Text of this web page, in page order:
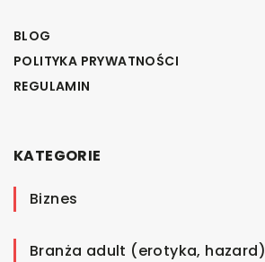
BLOG
POLITYKA PRYWATNOŚCI
REGULAMIN
KATEGORIE
Biznes
Branża adult (erotyka, hazard)